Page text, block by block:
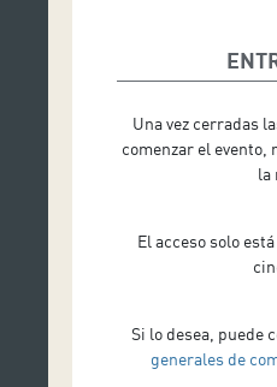
Una vez cerradas
comenzar el evento,
la
El acceso solo
Si lo desea, puede
generales de